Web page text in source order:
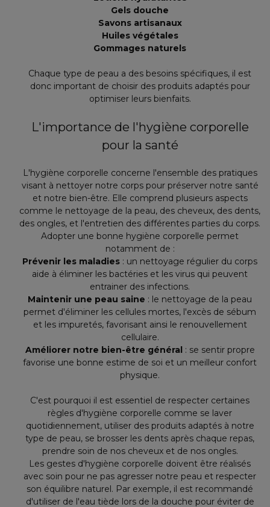
Gels douche
Savons artisanaux
Huiles végétales
Gommages naturels
Chaque type de peau a des besoins spécifiques, il est
donc important de choisir des produits adaptés pour
optimiser leurs bienfaits.
L'importance de l'hygiène corporelle
pour la santé
L'hygiène corporelle concerne l'ensemble des pratiques
visant à nettoyer notre corps pour préserver notre santé
et notre bien-être. Elle comprend plusieurs aspects
comme le nettoyage de la peau, des cheveux, des dents,
des ongles, et l'entretien des différentes parties du corps.
Adopter une bonne hygiène corporelle permet
notamment de :
Prévenir les maladies : un nettoyage régulier du corps
aide à éliminer les bactéries et les virus qui peuvent
entrainer des infections.
Maintenir une peau saine : le nettoyage de la peau
permet d'éliminer les cellules mortes, l'excès de sébum
et les impuretés, favorisant ainsi le renouvellement
cellulaire.
Améliorer notre bien-être général: se sentir propre
favorise une bonne estime de soi et un meilleur confort
physique.
C'est pourquoi il est essentiel de respecter certaines
règles d'hygiène corporelle comme se laver
quotidiennement, utiliser des produits adaptés à notre
type de peau, se brosser les dents après chaque repas,
prendre soin de nos cheveux et de nos ongles.
Les gestes d'hygiène corporelle doivent être réalisés
avec soin pour ne pas agresser notre peau et respecter
son équilibre naturel. Par exemple, il est recommandé
d'utiliser de l'eau tiède lors de la douche pour éviter de